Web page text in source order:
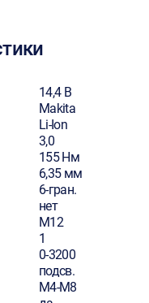
14,4 В
Makita
Li-Ion
3,0
155 Нм
6,35 мм
6-гран.
нет
М12
1
0-3200
подсв.
М4-М8